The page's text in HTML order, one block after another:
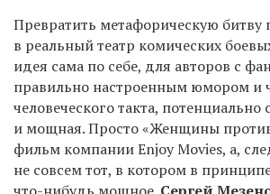
Превратить метафорическую битву
в реальный театр комических
идея сама по себе, для авторов с
правильно настроенным юмором и
человеческого такта, потенциально
и мощная. Просто «Женщины
фильм компании Enjoy Movies, а,
не совсем тот, в котором в
что-нибудь мощное. Сергей